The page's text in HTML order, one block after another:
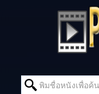
Search for: